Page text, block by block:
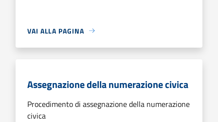
VAI ALLA PAGINA
Assegnazione della numerazione civica
Procedimento di assegnazione della numerazione
civica